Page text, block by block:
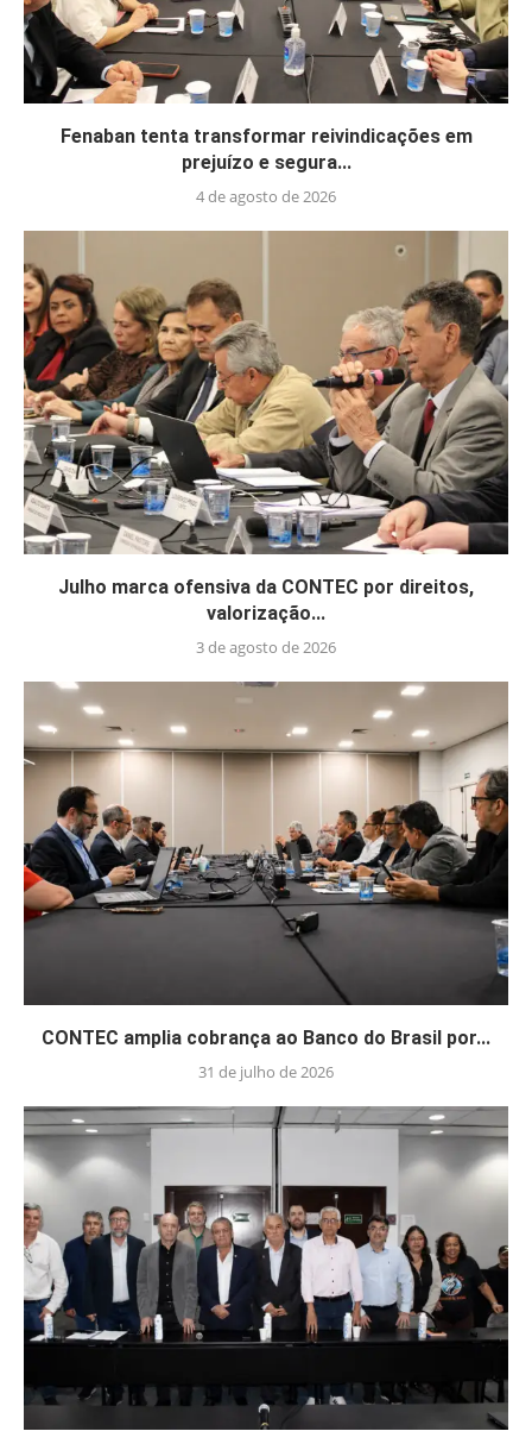
Fenaban tenta transformar reivindicações em
prejuízo e segura...
4 de agosto de 2026
Julho marca ofensiva da CONTEC por direitos,
valorização...
3 de agosto de 2026
CONTEC amplia cobrança ao Banco do Brasil por...
31 de julho de 2026